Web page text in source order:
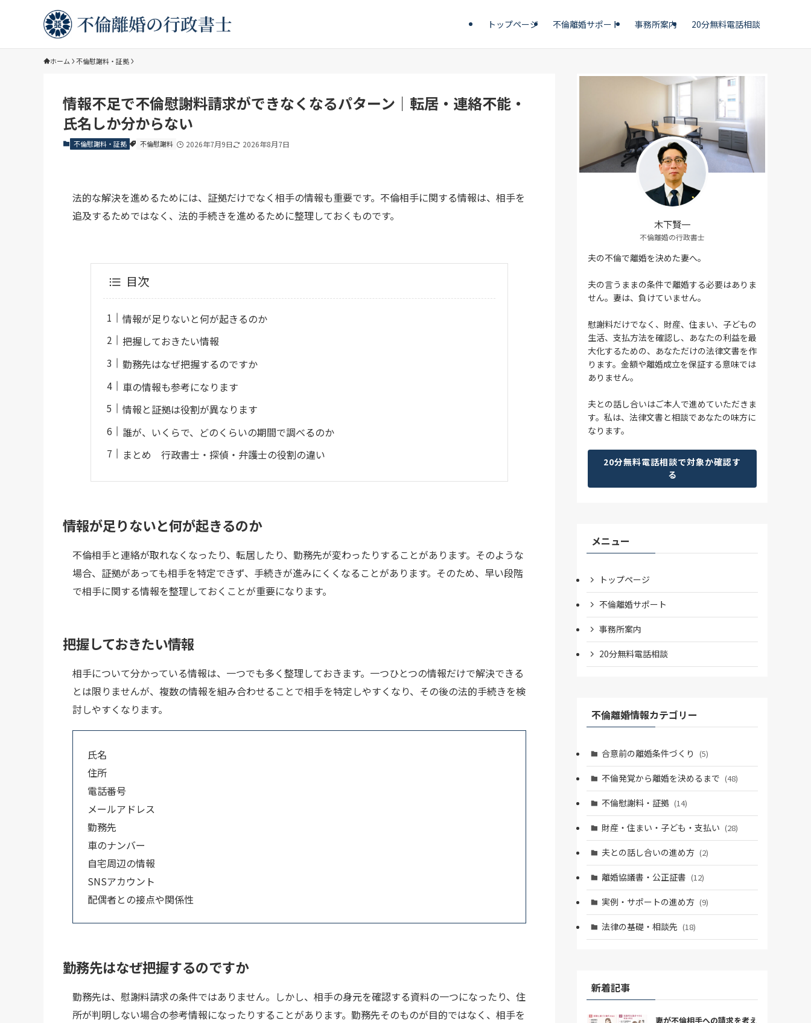
トップページ 不倫離婚サポート 事務所案内 20分無料電話相談
ホーム 不倫慰謝料・証拠
情報不足で不倫慰謝料請求ができなくなるパターン｜転居・連絡不能・
氏名しか分からない
不倫慰謝料・証拠 不倫慰謝料 2026年7月9日 2026年8月7日
法的な解決を進めるためには、証拠だけでなく相手の情報も重要です。不倫相手に関する情報は、相手を
追及するためではなく、法的手続きを進めるために整理しておくものです。
目次
情報が足りないと何が起きるのか
把握しておきたい情報
勤務先はなぜ把握するのですか
車の情報も参考になります
情報と証拠は役割が異なります
誰が、いくらで、どのくらいの期間で調べるのか
まとめ 行政書士・探偵・弁護士の役割の違い
情報が足りないと何が起きるのか
不倫相手と連絡が取れなくなったり、転居したり、勤務先が変わったりすることがあります。そのような
場合、証拠があっても相手を特定できず、手続きが進みにくくなることがあります。そのため、早い段階
で相手に関する情報を整理しておくことが重要になります。
把握しておきたい情報
相手について分かっている情報は、一つでも多く整理しておきます。一つひとつの情報だけで解決できる
とは限りませんが、複数の情報を組み合わせることで相手を特定しやすくなり、その後の法的手続きを検
討しやすくなります。
氏名
住所
電話番号
メールアドレス
勤務先
車のナンバー
自宅周辺の情報
SNSアカウント
配偶者との接点や関係性
勤務先はなぜ把握するのですか
勤務先は、慰謝料請求の条件ではありません。しかし、相手の身元を確認する資料の一つになったり、住
所が判明しない場合の参考情報になったりすることがあります。勤務先そのものが目的ではなく、相手を
木下賢一
不倫離婚の行政書士
夫の不倫で離婚を決めた妻へ。
夫の言うままの条件で離婚する必要はありま
せん。妻は、負けていません。
慰謝料だけでなく、財産、住まい、子どもの
生活、支払方法を確認し、あなたの利益を最
大化するための、あなただけの法律文書を作
ります。金額や離婚成立を保証する意味では
ありません。
夫との話し合いはご本人で進めていただきま
す。私は、法律文書と相談であなたの味方に
なります。
20分無料電話相談で対象か確認す
る
メニュー
トップページ
不倫離婚サポート
事務所案内
20分無料電話相談
不倫離婚情報カテゴリー
合意前の離婚条件づくり (5)
不倫発覚から離婚を決めるまで (48)
不倫慰謝料・証拠 (14)
財産・住まい・子ども・支払い (28)
夫との話し合いの進め方 (2)
離婚協議書・公正証書 (12)
実例・サポートの進め方 (9)
法律の基礎・相談先 (18)
新着記事
妻が不倫相手への請求を考え